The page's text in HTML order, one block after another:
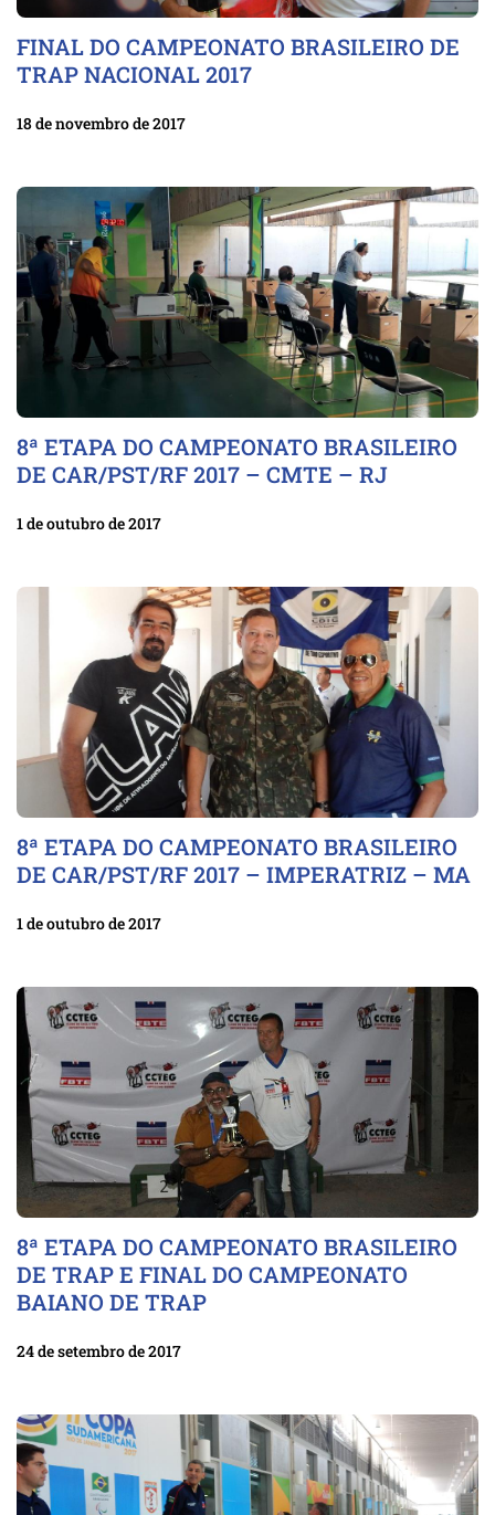
FINAL DO CAMPEONATO BRASILEIRO DE
TRAP NACIONAL 2017
18 de novembro de 2017
8ª ETAPA DO CAMPEONATO BRASILEIRO
DE CAR/PST/RF 2017 – CMTE – RJ
1 de outubro de 2017
8ª ETAPA DO CAMPEONATO BRASILEIRO
DE CAR/PST/RF 2017 – IMPERATRIZ – MA
1 de outubro de 2017
8ª ETAPA DO CAMPEONATO BRASILEIRO
DE TRAP E FINAL DO CAMPEONATO
BAIANO DE TRAP
24 de setembro de 2017